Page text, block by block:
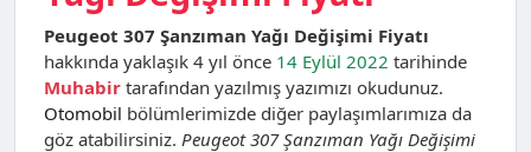
Peugeot 307 Şanzıman Yağı Değişimi Fiyatı
hakkında yaklaşık 4 yıl önce 14 Eylül 2022 tarihinde
Muhabir tarafından yazılmış yazımızı okudunuz.
Otomobil bölümlerimizde diğer paylaşımlarımıza da
göz atabilirsiniz. Peugeot 307 Şanzıman Yağı Değişimi